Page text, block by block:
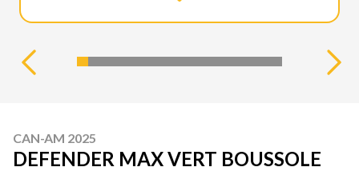
CAN-AM 2025
DEFENDER MAX VERT BOUSSOLE